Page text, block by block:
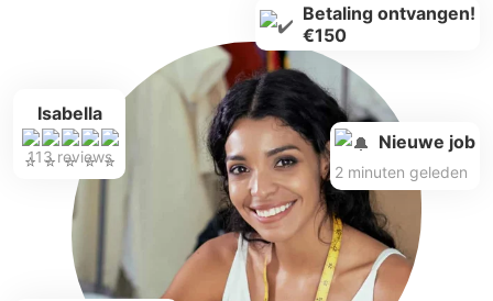
Isabella
113 reviews
Betaling ontvangen!
€150
Nieuwe job
2 minuten geleden